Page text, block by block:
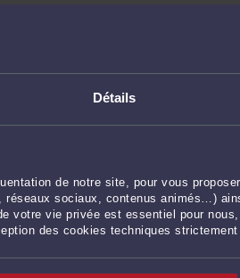
Détails
de notre site, pour vous
réseaux sociaux, contenus animés…)
votre vie privée est essentiel pour
des cookies techniques